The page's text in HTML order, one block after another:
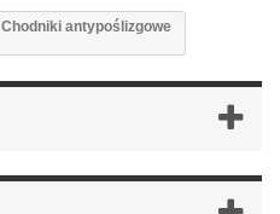
Chodniki antypoślizgowe